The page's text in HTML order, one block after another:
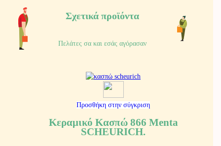
Σχετικά προϊόντα
Πελάτες σα και εσάς αγόρασαν
Προσθήκη στην σύγκριση
Κεραμικό Κασπώ 866 Menta
SCHEURICH.